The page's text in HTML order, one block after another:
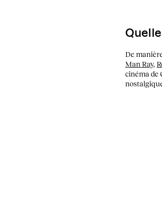
De
Man Ray,
cinéma de